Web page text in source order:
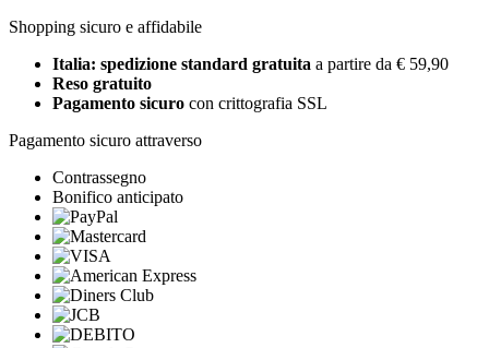
Shopping sicuro e affidabile
Italia: spedizione standard gratuita a partire da € 59,90
Reso gratuito
Pagamento sicuro con crittografia SSL
Pagamento sicuro attraverso
Contrassegno
Bonifico anticipato